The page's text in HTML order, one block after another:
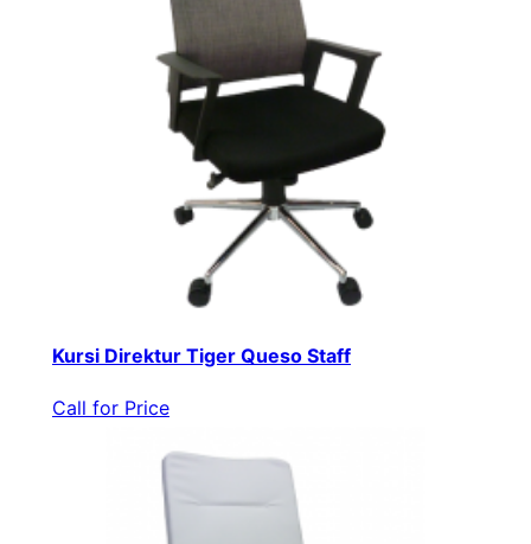
Kursi Direktur Tiger Queso Staff
Call for Price